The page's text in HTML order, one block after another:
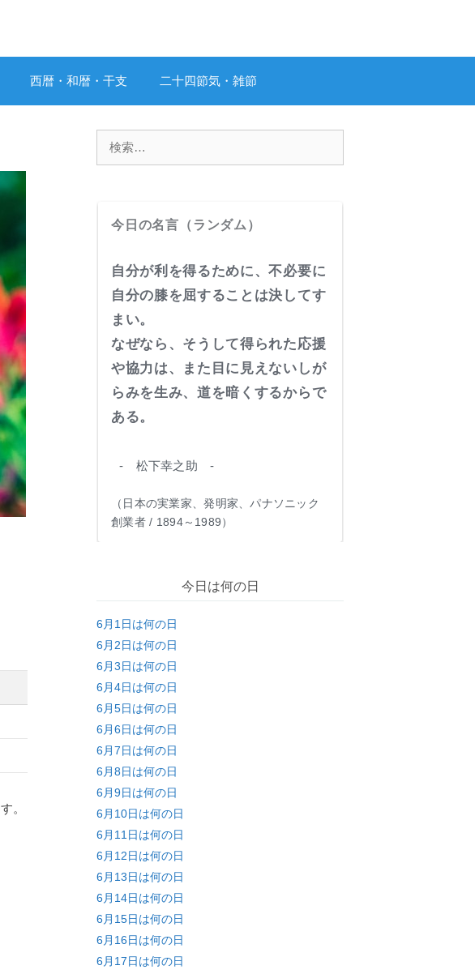
西暦・和暦・干支 二十四節気・雑節
。
今日の名言（ランダム）
自分が利を得るために、不必要に
自分の膝を屈することは決してす
まい。
なぜなら、そうして得られた応援
や協力は、また目に見えないしが
らみを生み、道を暗くするからで
ある。
- 松下幸之助 -
（日本の実業家、発明家、パナソニック
創業者 / 1894～1989）
今日は何の日
6月1日は何の日
6月2日は何の日
6月3日は何の日
6月4日は何の日
6月5日は何の日
6月6日は何の日
6月7日は何の日
6月8日は何の日
6月9日は何の日
6月10日は何の日
6月11日は何の日
6月12日は何の日
6月13日は何の日
6月14日は何の日
6月15日は何の日
6月16日は何の日
6月17日は何の日